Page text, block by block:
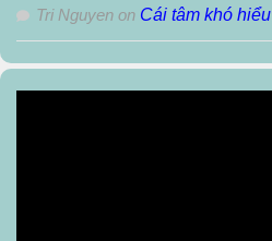
Tri Nguyen on Cái tâm khó hiểu